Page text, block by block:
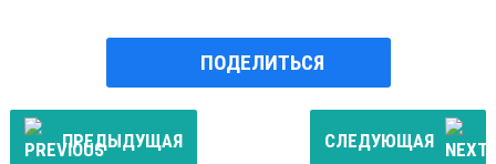
ПОДЕЛИТЬСЯ
ПРЕДЫДУЩАЯ СЛЕДУЮЩАЯ